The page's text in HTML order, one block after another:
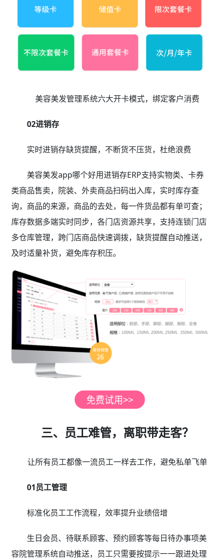
美容美发管理系统六大开卡模式，绑定客户消费
02进销存
实时进销存缺货提醒，不断货不压货，杜绝浪费
美容美发app哪个好用进销存ERP支持实物类、卡券
类商品售卖，院装、外卖商品扫码出入库，实时库存查
询，商品的来源，商品的去处，每一件货品都有单可查；
库存数据多端实时同步，各门店资源共享，支持连锁门店
多仓库管理，跨门店商品快速调拨，缺货提醒自动推送，
及时适量补货，避免库存积压。
三、员工难管，离职带走客？
让所有员工都像一流员工一样去工作，避免私单飞单
01员工管理
标准化员工工作流程，效率提升业绩倍增
生日会员、待联系顾客、预约顾客等每日待办事项美
容院管理系统自动推送，员工只需要按提示一一跟进处理